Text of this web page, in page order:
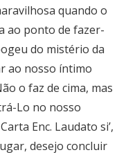
quando o
ao ponto de fazer-
do mistério da
ao nosso íntimo
o faz de cima, mas
Lo no nosso
Enc. Laudato si’,
desejo concluir